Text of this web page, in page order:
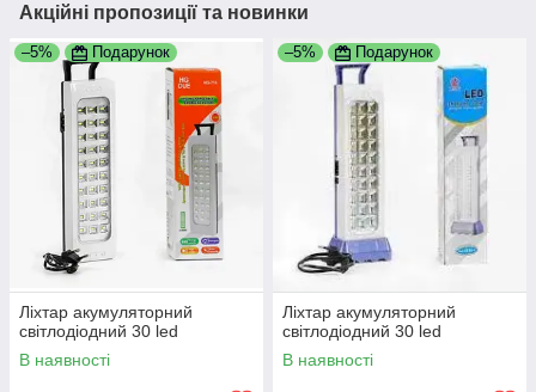
Акційні пропозиції та новинки
–5% Подарунок
Ліхтар акумуляторний
світлодіодний 30 led
В наявності
–5% Подарунок
Ліхтар акумуляторний
світлодіодний 30 led
В наявності